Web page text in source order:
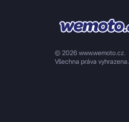
© 2026 www.wemoto.cz.
Všechna práva vyhrazena.